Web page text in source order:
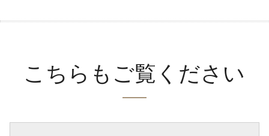
こちらもご覧ください